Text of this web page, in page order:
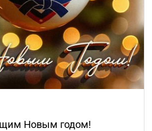
Новым годом!